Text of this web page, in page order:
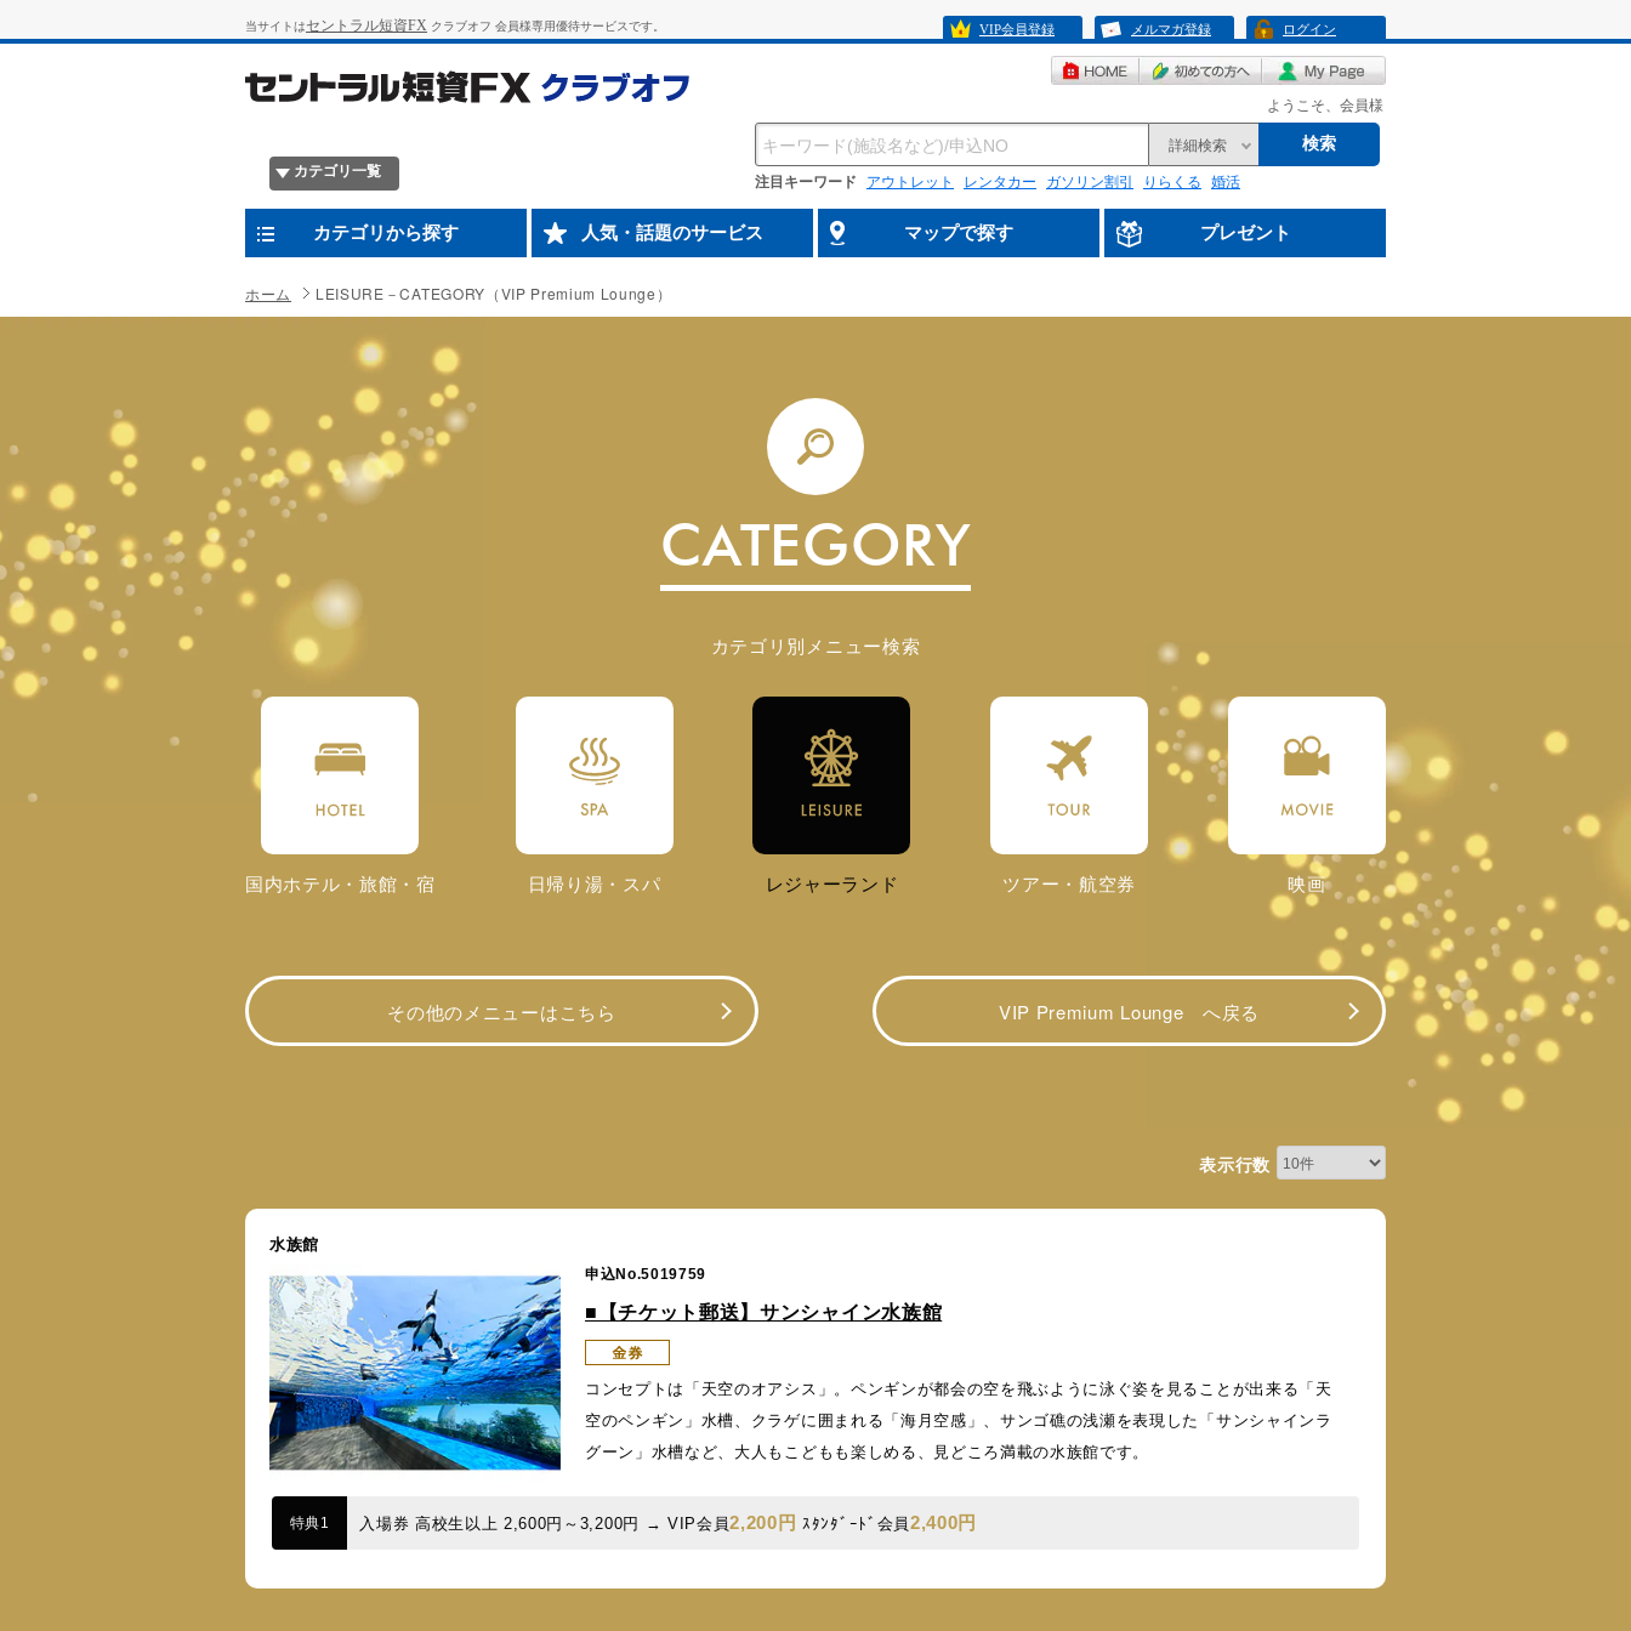
当サイトはセントラル短資FX クラブオフ 会員様専用優待サービスです。 VIP会員登録 メルマガ登録 ログイン
ようこそ、会員様
カテゴリ一覧
詳細検索 検索
注目キーワード アウトレット レンタカー ガソリン割引 りらくる 婚活
カテゴリから探す 人気・話題のサービス マップで探す プレゼント
ホーム LEISURE－CATEGORY（VIP Premium Lounge）
CATEGORY
カテゴリ別メニュー検索
国内ホテル・旅館・宿 日帰り湯・スパ レジャーランド ツアー・航空券 映画
その他のメニューはこちら VIP Premium Lounge へ戻る
表示行数
水族館
申込No.5019759
■【チケット郵送】サンシャイン水族館
コンセプトは「天空のオアシス」。ペンギンが都会の空を飛ぶように泳ぐ姿を見ることが出来る「天
空のペンギン」水槽、クラゲに囲まれる「海月空感」、サンゴ礁の浅瀬を表現した「サンシャインラ
グーン」水槽など、大人もこどもも楽しめる、見どころ満載の水族館です。
特典1 入場券 高校生以上 2,600円～3,200円 → VIP会員2,200円 ｽﾀﾝﾀﾞｰﾄﾞ会員 2,400円